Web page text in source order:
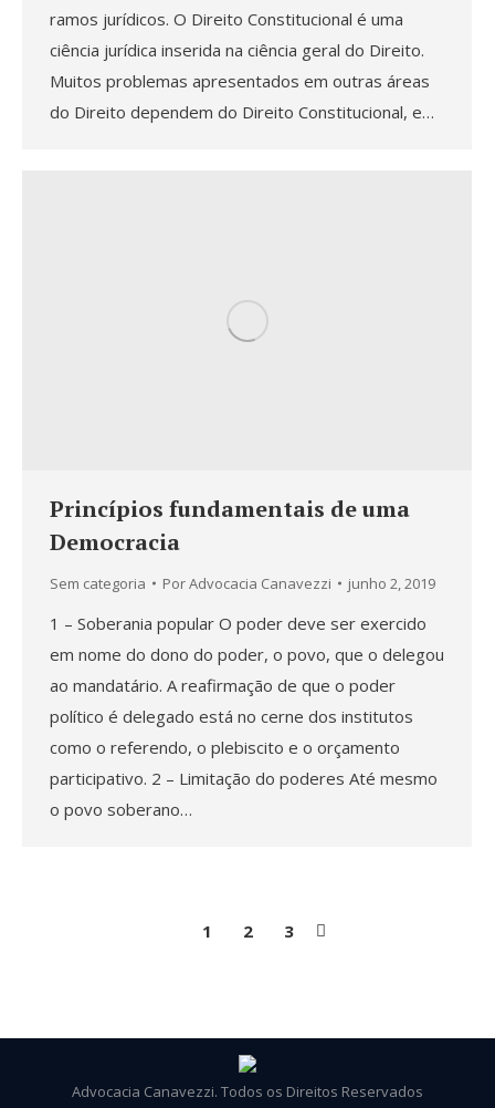
ramos jurídicos. O Direito Constitucional é uma
ciência jurídica inserida na ciência geral do Direito.
Muitos problemas apresentados em outras áreas
do Direito dependem do Direito Constitucional, e…
Princípios fundamentais de uma
Democracia
Sem categoria PorAdvocacia Canavezzi junho 2, 2019
1 – Soberania popular O poder deve ser exercido
em nome do dono do poder, o povo, que o delegou
ao mandatário. A reafirmação de que o poder
político é delegado está no cerne dos institutos
como o referendo, o plebiscito e o orçamento
participativo. 2 – Limitação do poderes Até mesmo
o povo soberano…
1 2 3
Advocacia Canavezzi. Todos os Direitos Reservados